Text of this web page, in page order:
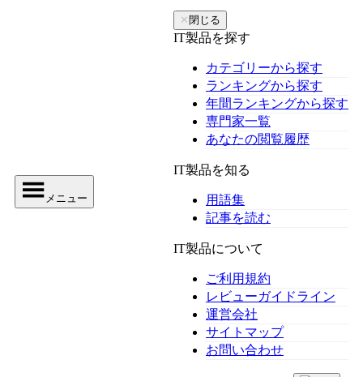
メニュー
✕ 閉じる
IT製品を探す
カテゴリーから探す
ランキングから探す
年間ランキングから探す
専門家一覧
あなたの閲覧履歴
IT製品を知る
用語集
記事を読む
IT製品について
ご利用規約
レビューガイドライン
運営会社
サイトマップ
お問い合わせ